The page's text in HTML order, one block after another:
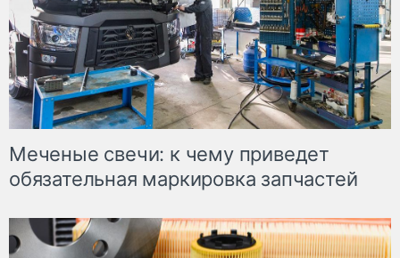
Меченые свечи: к чему приведет
обязательная маркировка запчастей